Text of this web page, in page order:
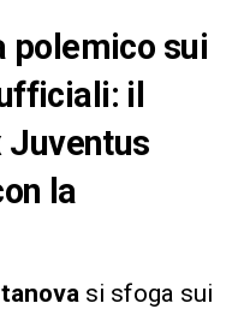
polemico sui
il
Juventus
la
si sfoga sui